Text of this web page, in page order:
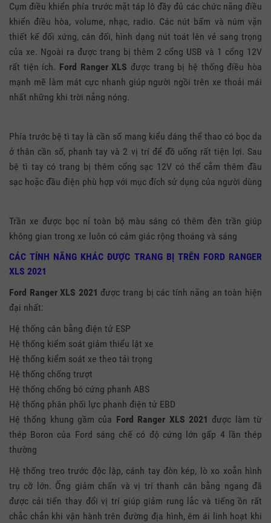
Cụm điều khiển phía trước mặt táp lô đầy đủ các chức năng điều
khiển điều hòa, volume, nhạc, radio. Các nút bấm và núm vặn
thiết kế đối xứng, cân đối, hình dạng nút toát lên vẻ sang trọng
của xe. Ngoài ra được trang bị thêm 2 cổng USB và 1 cổng 12V
rất tiện ích. Ford Ranger XLS được trang bị hệ thống điều hòa
mạnh mẽ làm mát cực nhanh giúp người ngồi trên xe thoải mái
nhất những khi trời nắng nóng.
Phía trước bệ tì tay là cần số mang kiểu dáng thể thao có bọc da
ở thân cần số, phanh tay và 2 vị trí để đồ uống rất tiện lợi. Sau
bệ tì tay có trang bị thêm cổng sạc 12V có thể cắm thêm đầu
sạc hoặc đầu điện phù hợp với mục đích sử dụng của người dùng
Trần xe được bọc nỉ toàn bộ màu sáng có thêm đèn trần giúp
không gian trong xe luôn có cảm giác rộng thoáng và sáng
CÁC TÍNH NĂNG KHÁC ĐƯỢC TRANG BỊ TRÊN FORD RANGER
XLS 2021
Ford Ranger XLS 2021 được trang bị các tính năng an toàn hiện
đại nhất:
Hệ thống cân bằng điện tử ESP
Hệ thống kiểm soát giảm thiểu lật xe
Hệ thống kiểm soát xe theo tải trọng
Hệ thống chống trượt
Hệ thống chống bó cứng phanh ABS
Hệ thống phân phối lực phanh điện tử EBD
Hệ thống khung gầm của Ford Ranger XLS 2021 được làm từ
thép Boron của Ford sáng chế có độ cứng lớn gấp 4 lần thép
thường
Hệ thống treo trước độc lập, cánh tay đòn kép, lò xo xoắn hình
trụ cỡ lớn. Ống giảm chấn và vị trí thanh cân bằng ngang đã
được cải tiến thay đổi vị trí giúp giảm rung lắc và tiếng ồn rất
chắc chắn khi vận hành trên đường địa hình, êm ái linh hoạt khi